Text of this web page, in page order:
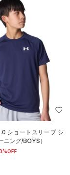
ショートスリーブ シ
ニング/BOYS）